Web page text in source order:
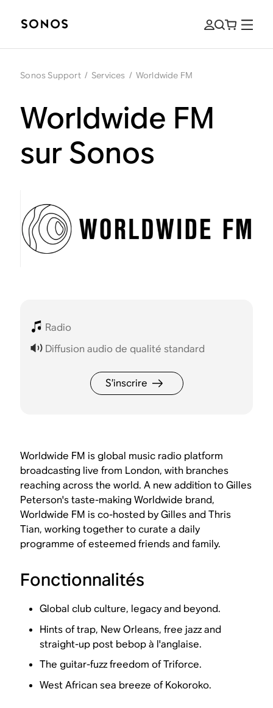
Sonos Support / Services / Worldwide FM
Worldwide FM
sur Sonos
Radio
Diffusion audio de qualité standard
S’inscrire
Worldwide FM is global music radio platform
broadcasting live from London, with branches
reaching across the world. A new addition to Gilles
Peterson's taste-making Worldwide brand,
Worldwide FM is co-hosted by Gilles and Thris
Tian, working together to curate a daily
programme of esteemed friends and family.
Fonctionnalités
Global club culture, legacy and beyond.
Hints of trap, New Orleans, free jazz and
straight-up post bebop à l'anglaise.
The guitar-fuzz freedom of Triforce.
West African sea breeze of Kokoroko.